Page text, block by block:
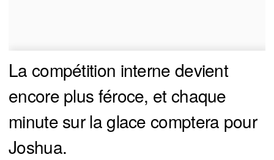
La compétition interne devient
encore plus féroce, et chaque
minute sur la glace comptera pour
Joshua.